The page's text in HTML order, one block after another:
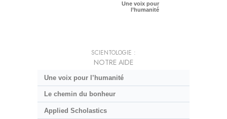
Une voix pour
l’humanité
SCIENTOLOGIE :
NOTRE AIDE
Une voix pour l’humanité
Le chemin du bonheur
Applied Scholastics